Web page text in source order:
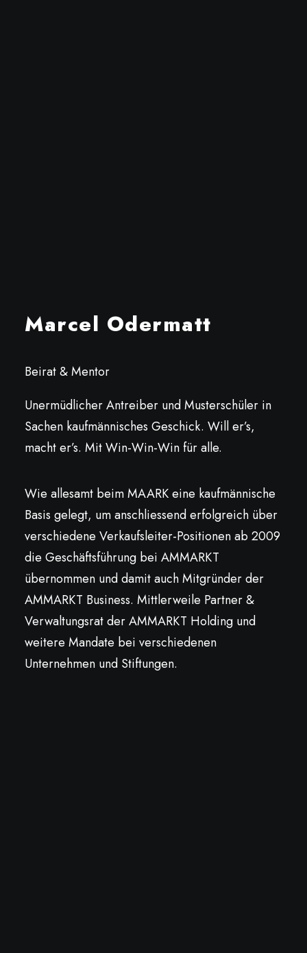
Marcel Odermatt
Beirat & Mentor
Unermüdlicher Antreiber und Musterschüler in
Sachen kaufmännisches Geschick. Will er’s,
macht er’s. Mit Win-Win-Win für alle.
Wie allesamt beim MAARK eine kaufmännische
Basis gelegt, um anschliessend erfolgreich über
verschiedene Verkaufsleiter-Positionen ab 2009
die Geschäftsführung bei AMMARKT
übernommen und damit auch Mitgründer der
AMMARKT Business. Mittlerweile Partner &
Verwaltungsrat der AMMARKT Holding und
weitere Mandate bei verschiedenen
Unternehmen und Stiftungen.